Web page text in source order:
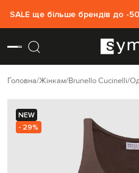
SALE ще більше брендів до -
Головна Жінкам Brunello Cucinelli
NEW
- 29%